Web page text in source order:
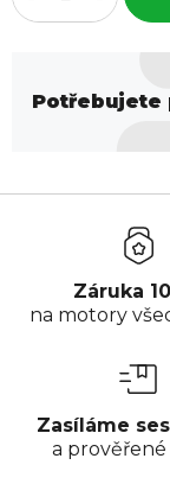
Potřebujete
Záruka
na motory
Zasíláme
a